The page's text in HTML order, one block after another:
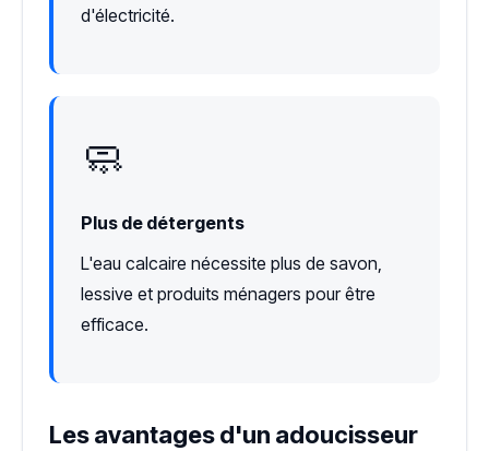
d'électricité.
🧼
Plus de détergents
L'eau calcaire nécessite plus de savon,
lessive et produits ménagers pour être
efficace.
Les avantages d'un adoucisseur